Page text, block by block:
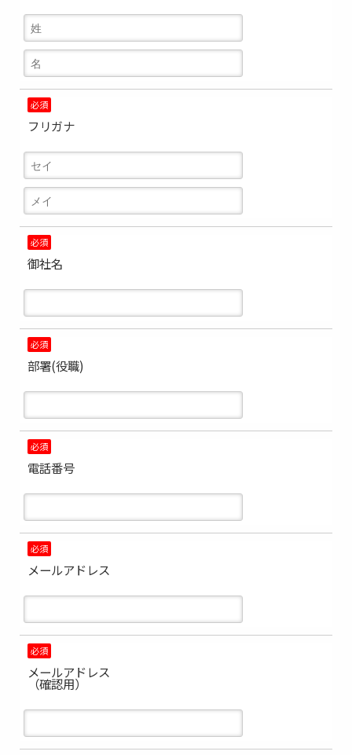
必須
フリガナ
必須
御社名
必須
部署(役職)
必須
電話番号
必須
メールアドレス
必須
メールアドレス
（確認用）